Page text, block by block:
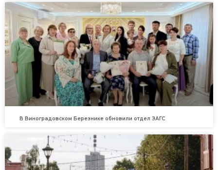
В Виноградовском Березнике обновили отдел ЗАГС